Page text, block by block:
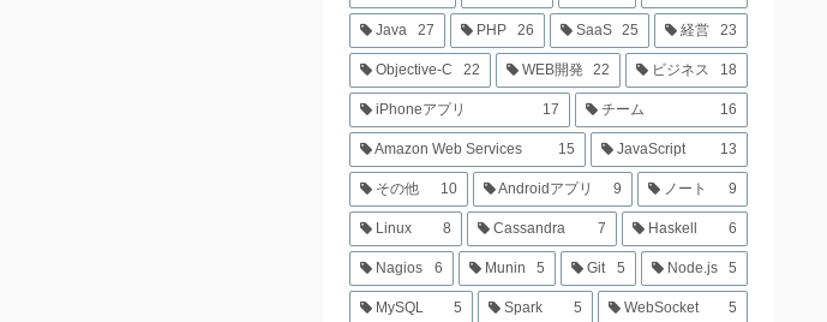
Java 27 PHP 26 SaaS 25 経営 23
Objective-C 22 WEB開発 22 ビジネス 18
iPhoneアプリ 17 チーム 16
Amazon Web Services 15 JavaScript 13
その他 10 Androidアプリ 9 ノート 9
Linux 8 Cassandra 7 Haskell 6
Nagios 6 Munin 5 Git 5 Node.js 5
MySQL 5 Spark 5 WebSocket 5